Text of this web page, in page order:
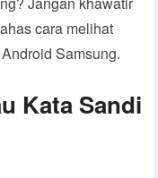
cara melihat
Samsung.
Kata Sandi